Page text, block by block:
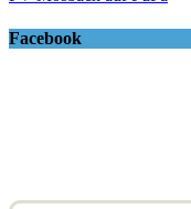
Facebook